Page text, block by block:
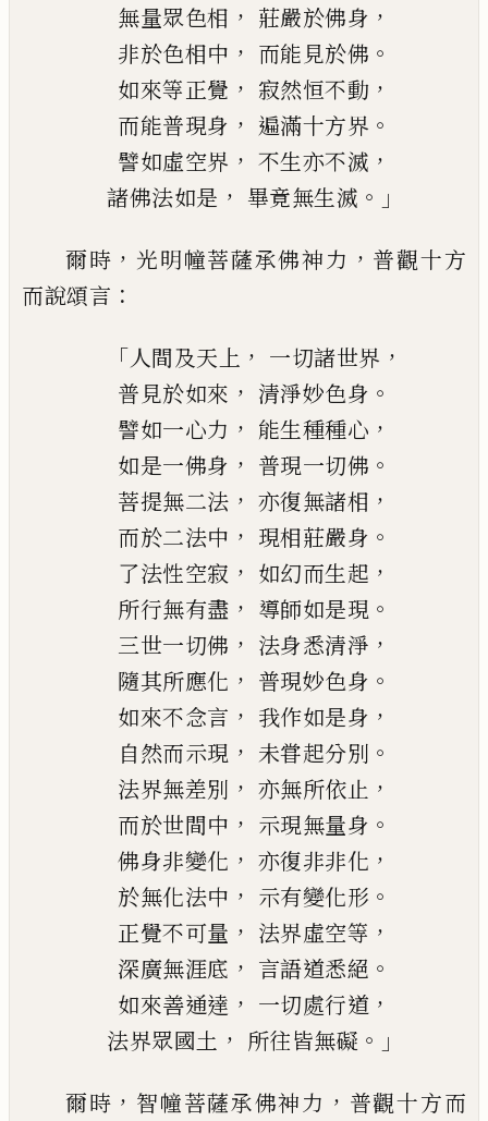
無量眾色相 ， 莊嚴於佛身 ，
非於色相中 ， 而能見於佛 。
如來等正覺 ， 寂然恒不動 ，
而能普現身 ， 遍滿十方界 。
譬如虛空界 ， 不生亦不滅 ，
諸佛法如是 ， 畢竟無生滅 。」
爾時 ， 光明幢菩薩承佛神力 ， 普觀十方
而說頌言 ：
「人間及天上 ， 一切諸世界 ，
普見於如來 ， 清淨妙色身 。
譬如一心力 ， 能生種種心 ，
如是一佛身 ， 普現一切佛 。
菩提無二法 ， 亦復無諸相 ，
而於二法中 ， 現相莊嚴身 。
了法性空寂 ， 如幻而生起 ，
所行無有盡 ， 導師如是現 。
三世一切佛 ， 法身悉清淨 ，
隨其所應化 ， 普現妙色身 。
如來不念言 ， 我作如是身 ，
自然而示現 ， 未甞起分別 。
法界無差別 ， 亦無所依止 ，
而於世間中 ， 示現無量身 。
佛身非變化 ， 亦復非非化 ，
於無化法中 ， 示有變化形 。
正覺不可量 ， 法界虛空等 ，
深廣無涯底 ， 言語道悉絕 。
如來善通達 ， 一切處行道 ，
法界眾國土 ， 所往皆無礙 。」
爾時 ， 智幢菩薩承佛神力 ， 普觀十方而